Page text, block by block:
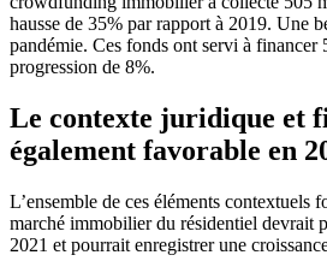
hausse de 35% par rapport à 2019. Une
pandémie. Ces fonds ont servi à financer
progression de 8%.
Le contexte juridique et
également favorable en
L’ensemble de ces éléments contextuels
marché immobilier du résidentiel devrait
2021 et pourrait enregistrer une